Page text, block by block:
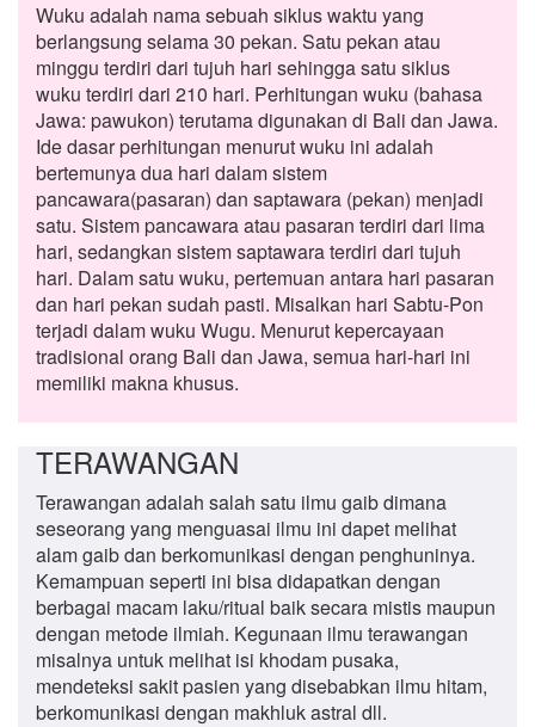
Wuku adalah nama sebuah siklus waktu yang
berlangsung selama 30 pekan. Satu pekan atau
minggu terdiri dari tujuh hari sehingga satu siklus
wuku terdiri dari 210 hari. Perhitungan wuku (bahasa
Jawa: pawukon) terutama digunakan di Bali dan Jawa.
Ide dasar perhitungan menurut wuku ini adalah
bertemunya dua hari dalam sistem
pancawara(pasaran) dan saptawara (pekan) menjadi
satu. Sistem pancawara atau pasaran terdiri dari lima
hari, sedangkan sistem saptawara terdiri dari tujuh
hari. Dalam satu wuku, pertemuan antara hari pasaran
dan hari pekan sudah pasti. Misalkan hari Sabtu-Pon
terjadi dalam wuku Wugu. Menurut kepercayaan
tradisional orang Bali dan Jawa, semua hari-hari ini
memiliki makna khusus.
TERAWANGAN
Terawangan adalah salah satu ilmu gaib dimana
seseorang yang menguasai ilmu ini dapet melihat
alam gaib dan berkomunikasi dengan penghuninya.
Kemampuan seperti ini bisa didapatkan dengan
berbagai macam laku/ritual baik secara mistis maupun
dengan metode ilmiah. Kegunaan ilmu terawangan
misalnya untuk melihat isi khodam pusaka,
mendeteksi sakit pasien yang disebabkan ilmu hitam,
berkomunikasi dengan makhluk astral dll.